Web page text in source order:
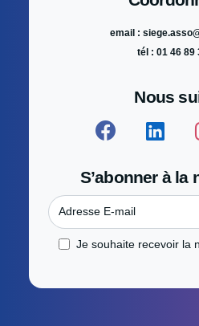
email :
tél : 01 46 89
Nous
S’abonner à la
Adresse E-mail
Je souhaite recevoir la